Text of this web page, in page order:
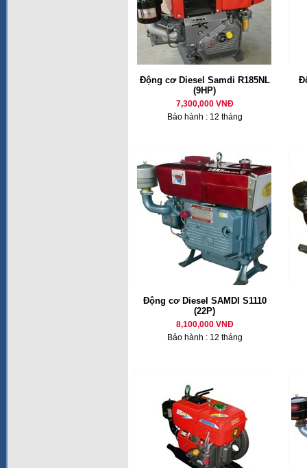
Động cơ Diesel Samdi R185NL
(9HP)
7,300,000 VNĐ
Bảo hành : 12 tháng
Động cơ Diesel SAMDI S1110
(22P)
8,100,000 VNĐ
Bảo hành : 12 tháng